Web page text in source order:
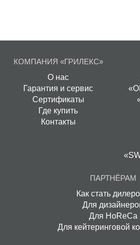
КОМПАНИЯ «ГРИЛЕКС»
О нас
Гарантия и сервис
Сертификаты
Где купить
Контакты
ПАРТНЁРАМ
Как стать
Для
Для HoReCa
Для кейтеринговой